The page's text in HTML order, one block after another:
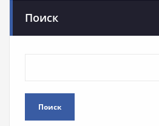
Поиск
Поиск